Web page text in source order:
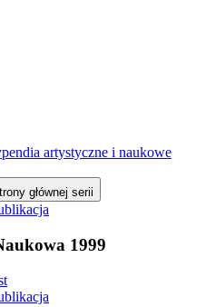
artystyczne i naukowe
głównej serii
1999